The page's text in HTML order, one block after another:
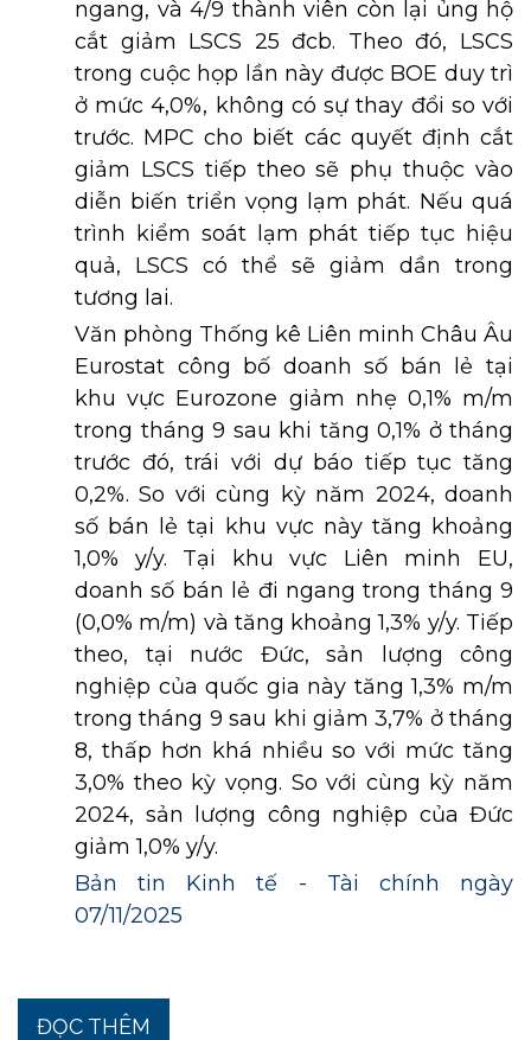
ngang, và 4/9 thành viên còn lại ủng hộ
cắt giảm LSCS 25 đcb. Theo đó, LSCS
trong cuộc họp lần này được BOE duy trì
ở mức 4,0%, không có sự thay đổi so với
trước. MPC cho biết các quyết định cắt
giảm LSCS tiếp theo sẽ phụ thuộc vào
diễn biến triển vọng lạm phát. Nếu quá
trình kiểm soát lạm phát tiếp tục hiệu
quả, LSCS có thể sẽ giảm dần trong
tương lai.
Văn phòng Thống kê Liên minh Châu Âu
Eurostat công bố doanh số bán lẻ tại
khu vực Eurozone giảm nhẹ 0,1% m/m
trong tháng 9 sau khi tăng 0,1% ở tháng
trước đó, trái với dự báo tiếp tục tăng
0,2%. So với cùng kỳ năm 2024, doanh
số bán lẻ tại khu vực này tăng khoảng
1,0% y/y. Tại khu vực Liên minh EU,
doanh số bán lẻ đi ngang trong tháng 9
(0,0% m/m) và tăng khoảng 1,3% y/y. Tiếp
theo, tại nước Đức, sản lượng công
nghiệp của quốc gia này tăng 1,3% m/m
trong tháng 9 sau khi giảm 3,7% ở tháng
8, thấp hơn khá nhiều so với mức tăng
3,0% theo kỳ vọng. So với cùng kỳ năm
2024, sản lượng công nghiệp của Đức
giảm 1,0% y/y.
Bản tin Kinh tế - Tài chính ngày
07/11/2025
ĐỌC THÊM